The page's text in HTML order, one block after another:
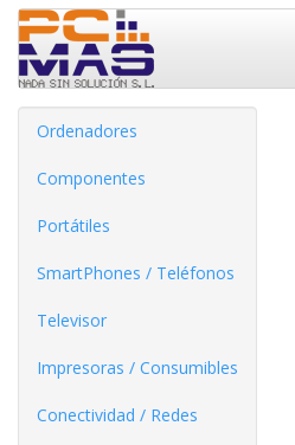
Ordenadores
Componentes
Portátiles
SmartPhones / Teléfonos
Televisor
Impresoras / Consumibles
Conectividad / Redes